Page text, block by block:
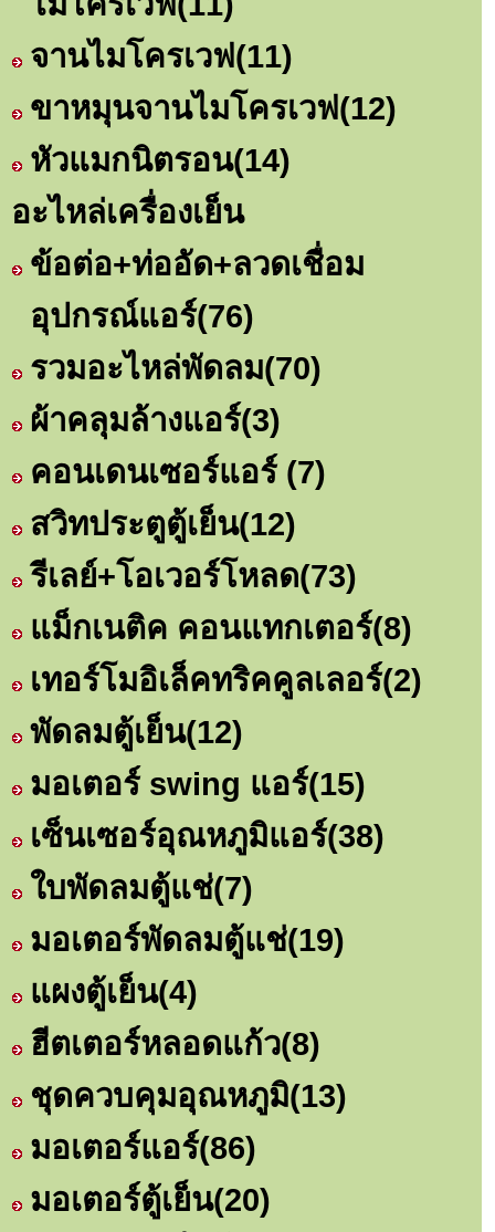
จานไมโครเวฟ(11)
ขาหมุนจานไมโครเวฟ(12)
หัวแมกนิตรอน(14)
อะไหล่เครื่องเย็น
ข้อต่อ+ท่ออัด+ลวดเชื่อม
อุปกรณ์แอร์(76)
รวมอะไหล่พัดลม(70)
ผ้าคลุมล้างแอร์(3)
คอนเดนเซอร์แอร์ (7)
สวิทประตูตู้เย็น(12)
รีเลย์+โอเวอร์โหลด(73)
แม็กเนติค คอนแทกเตอร์(8)
เทอร์โมอิเล็คทริคคูลเลอร์(2)
พัดลมตู้เย็น(12)
มอเตอร์ swing แอร์(15)
เซ็นเซอร์อุณหภูมิแอร์(38)
ใบพัดลมตู้แช่(7)
มอเตอร์พัดลมตู้แช่(19)
แผงตู้เย็น(4)
ฮีตเตอร์หลอดแก้ว(8)
ชุดควบคุมอุณหภูมิ(13)
มอเตอร์แอร์(86)
มอเตอร์ตู้เย็น(20)